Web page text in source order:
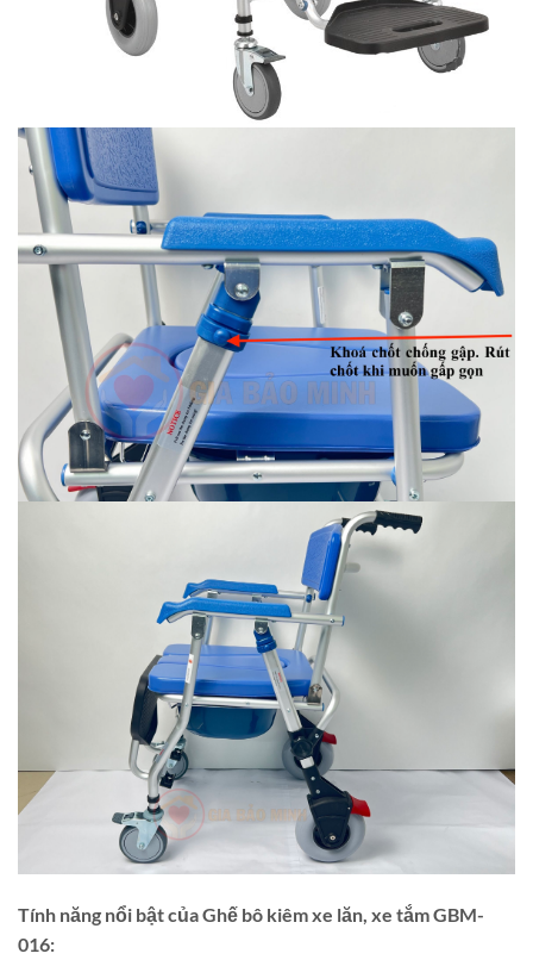
Tính năng nổi bật của Ghế bô kiêm xe lăn, xe tắm GBM-
016: